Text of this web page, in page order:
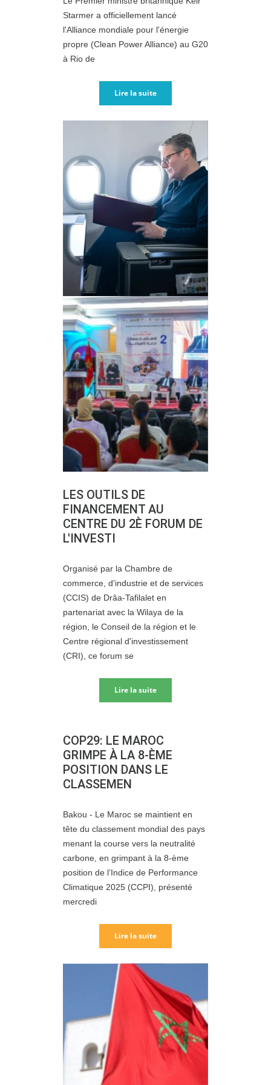
Starmer a officiellement lancé
l'Alliance mondiale pour l'énergie
propre (Clean Power Alliance) au G20
à Rio de
Lire la suite
LES OUTILS DE
FINANCEMENT AU
CENTRE DU 2È FORUM DE
L'INVESTI
Organisé par la Chambre de
commerce, d'industrie et de services
(CCIS) de Drâa-Tafilalet en
partenariat avec la Wilaya de la
région, le Conseil de la région et le
Centre régional d'investissement
(CRI), ce forum se
Lire la suite
COP29: LE MAROC
GRIMPE À LA 8-ÈME
POSITION DANS LE
CLASSEMEN
Bakou - Le Maroc se maintient en
tête du classement mondial des pays
menant la course vers la neutralité
carbone, en grimpant à la 8-ème
position de l’Indice de Performance
Climatique 2025 (CCPI), présenté
mercredi
Lire la suite